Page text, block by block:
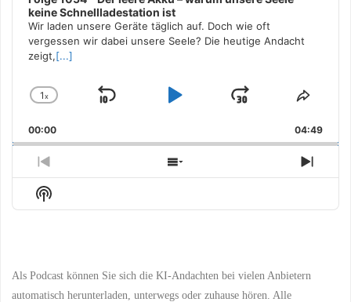
keine Schnellladestation ist
Wir laden unsere Geräte täglich auf. Doch wie oft
vergessen wir dabei unsere Seele? Die heutige Andacht
zeigt,[...]
Change
Rate
1x
Skip
Play
Jump
Forward
Share
00:00 04:49
Previous
Episode
Show
Episodes
Next
Show
Podcast
Als Podcast können Sie sich die KI-Andachten bei vielen Anbietern
automatisch herunterladen, unterwegs oder zuhause hören. Alle